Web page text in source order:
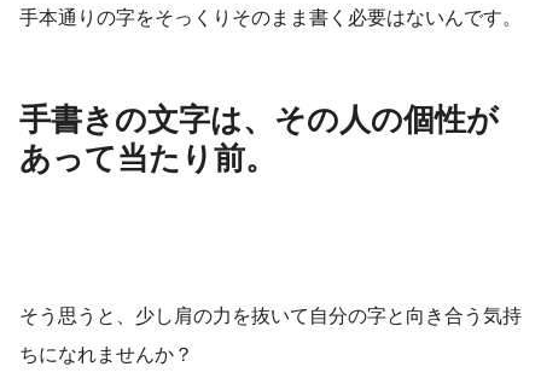
手本通りの字をそっくりそのまま書く必要はないんです。
手書きの文字は、その人の個性が
あって当たり前。
そう思うと、少し肩の力を抜いて自分の字と向き合う気持
ちになれませんか？